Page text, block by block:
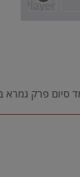
סיום פרק גמרא